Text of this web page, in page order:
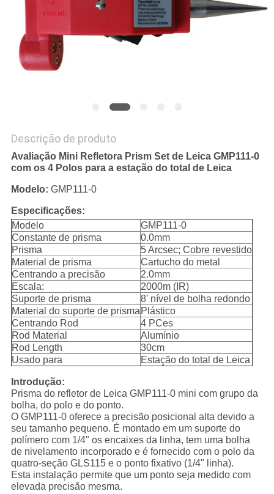
Descrição de produto
Avaliação Mini Refletora Prism Set de Leica GMP111-0
com os 4 Polos para a estação do total de Leica
Modelo: GMP111-0
Especificações:
Modelo
GMP111-0
Constante de prisma
0.0mm
Prisma
5 Arcsec; Cobre revestido
Material de prisma
Cartucho do metal
Centrando a precisão
2.0mm
Escala:
2000m (IR)
Suporte de prisma
8' nível de bolha redondo
Material do suporte de prismaPlástico
Centrando Rod
4 PCes
Rod Material
Alumínio
Rod Length
30cm
Usado para
Estação do total de Leica
Introdução:
Prisma do refletor de Leica GMP111-0 mini com grupo da
bolha, do polo e do ponto.
O GMP111-0 oferece a precisão posicional alta devido a
seu tamanho pequeno. É montado em um suporte do
polímero com 1/4" os encaixes da linha, tem uma bolha
de nivelamento incorporado e é fornecido com o polo da
quatro-seção GLS115 e o ponto fixativo (1/4" linha).
Esta instalação permite que um ponto seja medido com
elevada precisão mesma.